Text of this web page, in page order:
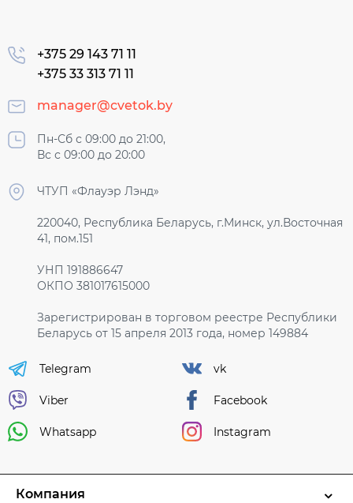
+375 29 143 71 11
+375 33 313 71 11
manager@cvetok.by
Пн-Сб с 09:00 до 21:00,
Вс с 09:00 до 20:00
ЧТУП «Флауэр Лэнд»
220040, Республика Беларусь, г.Минск, ул.Восточная
41, пом.151
УНП 191886647
ОКПО 381017615000
Зарегистрирован в торговом реестре Республики
Беларусь от 15 апреля 2013 года, номер 149884
Telegram
Viber
Whatsapp
vk
Facebook
Instagram
Компания